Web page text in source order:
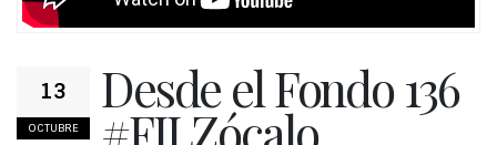
13
OCTUBRE
Desde el Fondo 136